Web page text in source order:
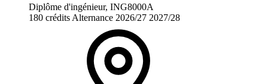
Diplôme d'ingénieur, ING8000A
180 crédits Alternance 2026/27 2027/28